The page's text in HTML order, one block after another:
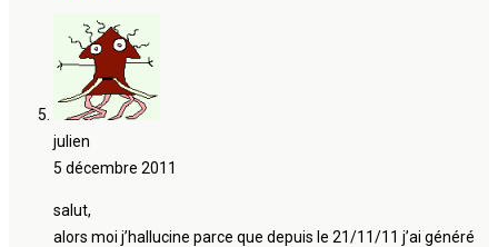
julien
5 décembre 2011
salut,
alors moi j’hallucine parce que depuis le 21/11/11 j’ai généré